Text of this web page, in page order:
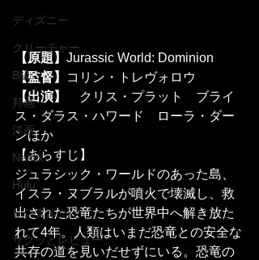
ディズニー
クリーチャー
B級
邦画
洋画
Netflix
Hulu
レンタル
サクッとレビュー
【原題】 Jurassic World: Dominion
【監督】
コリン・トレヴォロウ
【出演】
ス・ダラス・ハワード　ローラ・ダー
ンほか
【あらすじ】
ジュラシック・ワールドのあった島、
イスラ・ヌブラルが噴火で壊滅し、救
出された恐竜たちが世界中へ解き放た
れて4年。人類はいまだ恐竜との安全な
共存の道を見いだせずにいる。恐竜の